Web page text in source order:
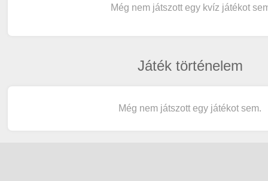
Még nem játszott egy kvíz játékot
Játék történelem
Még nem játszott egy játékot sem.